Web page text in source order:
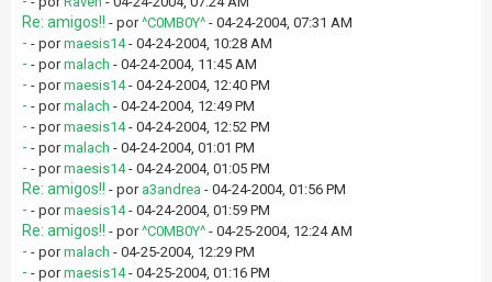
Re: amigos!! - por^C0MB0Y^ - 04-24-2004, 07:31 AM
- - pormaesis14- 04-24-2004, 10:28 AM
- - pormalach - 04-24-2004, 11:45 AM
- - pormaesis14- 04-24-2004, 12:40 PM
- - pormalach - 04-24-2004, 12:49 PM
- - pormaesis14- 04-24-2004, 12:52 PM
- - pormalach - 04-24-2004, 01:01 PM
- - pormaesis14- 04-24-2004, 01:05 PM
Re: amigos!! - por a3andrea - 04-24-2004, 01:56 PM
- - pormaesis14- 04-24-2004, 01:59 PM
Re: amigos!! - por^C0MB0Y^ - 04-25-2004, 12:24 AM
- - pormalach - 04-25-2004, 12:29 PM
- - pormaesis14- 04-25-2004, 01:16 PM